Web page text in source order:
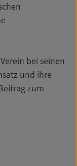
bei seinen
und ihre
zum